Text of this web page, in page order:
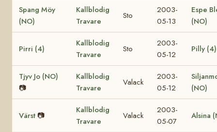
Spang Möy
(NO)
Kallblodig
Travare
Sto
2003-
05-13
Espe
(NO)
Pirri (4)
Kallblodig
Travare
Sto
2003-
05-12
Pilly (4)
Tjyv Jo (NO)
📷
Kallblodig
Travare
Valack
2003-
05-12
(NO)
Värst 📷
Kallblodig
Travare
Valack
2003-
05-07
Alsina